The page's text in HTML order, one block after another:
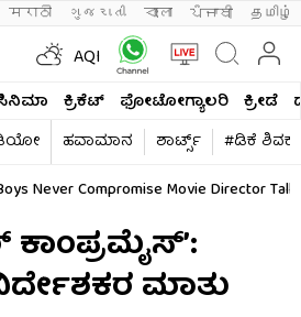
मराठी ગુજરાતી বাংলা ਪੰਜਾਬੀ தமிழ்
AQI
ಕ್ರಿಕೆಟ್​ ಫೋಟೋಗ್ಯಾಲರಿ ಕ್ರೀಡೆ
ಹವಾಮಾನ ಶಾರ್ಟ್ಸ್​
#ಡಿಕೆ
Never Compromise Movie Director
ಮಾತು